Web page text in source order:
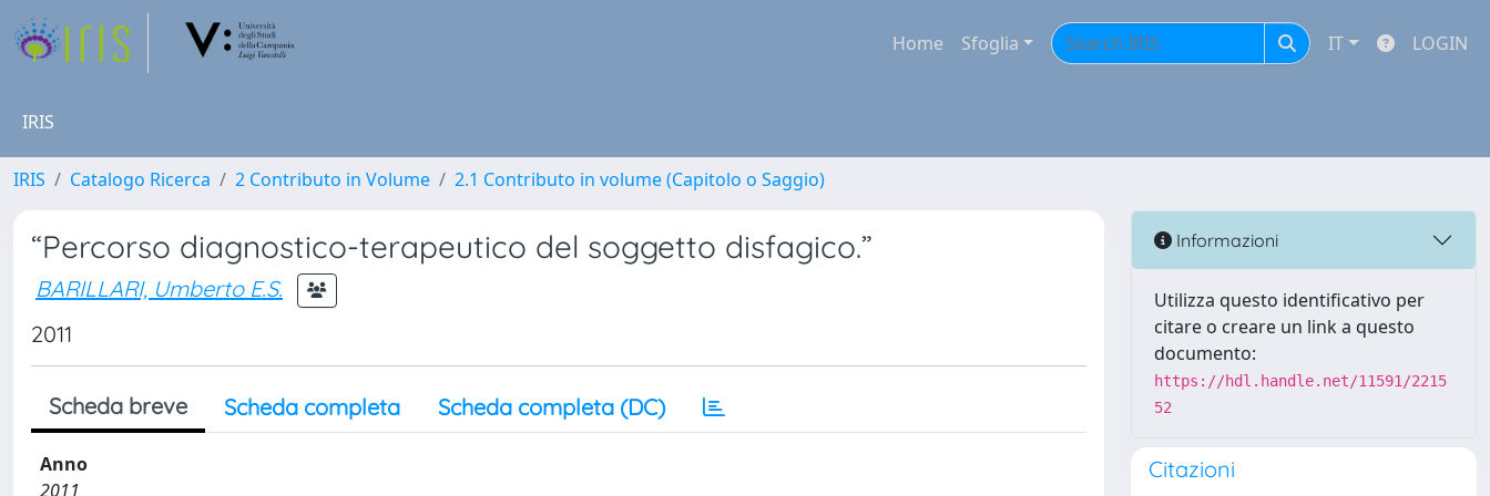
Home Sfoglia IT LOGIN
IRIS
IRIS Catalogo Ricerca 2 Contributo in Volume 2.1 Contributo in volume (Capitolo o Saggio)
“Percorso diagnostico-terapeutico del soggetto disfagico.”
BARILLARI, Umberto E.S.
2011
Scheda breve Scheda completa Scheda completa (DC)
Anno
2011
Informazioni
Utilizza questo identificativo per
citare o creare un link a questo
documento:
https://hdl.handle.net/11591/2215
52
Citazioni